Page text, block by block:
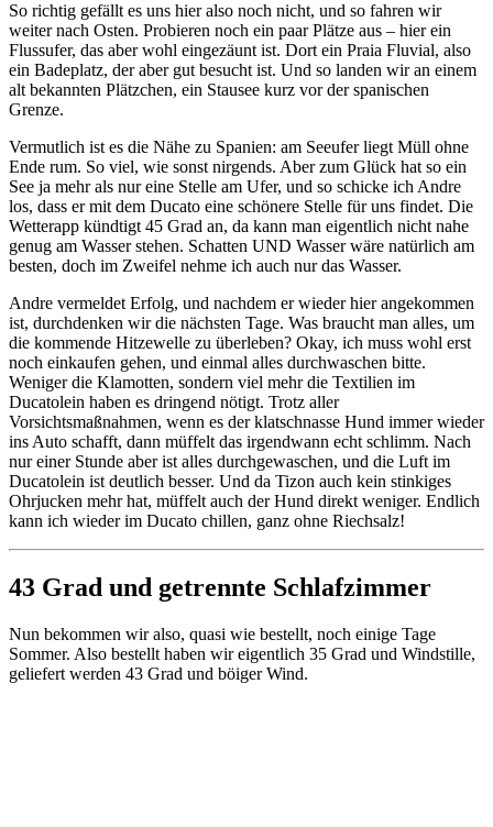
So richtig gefällt es uns hier also noch nicht, und so fahren wir
weiter nach Osten. Probieren noch ein paar Plätze aus – hier ein
Flussufer, das aber wohl eingezäunt ist. Dort ein Praia Fluvial, also
ein Badeplatz, der aber gut besucht ist. Und so landen wir an einem
alt bekannten Plätzchen, ein Stausee kurz vor der spanischen
Grenze.
Vermutlich ist es die Nähe zu Spanien: am Seeufer liegt Müll ohne
Ende rum. So viel, wie sonst nirgends. Aber zum Glück hat so ein
See ja mehr als nur eine Stelle am Ufer, und so schicke ich Andre
los, dass er mit dem Ducato eine schönere Stelle für uns findet. Die
Wetterapp kündtigt 45 Grad an, da kann man eigentlich nicht nahe
genug am Wasser stehen. Schatten UND Wasser wäre natürlich am
besten, doch im Zweifel nehme ich auch nur das Wasser.
Andre vermeldet Erfolg, und nachdem er wieder hier angekommen
ist, durchdenken wir die nächsten Tage. Was braucht man alles, um
die kommende Hitzewelle zu überleben? Okay, ich muss wohl erst
noch einkaufen gehen, und einmal alles durchwaschen bitte.
Weniger die Klamotten, sondern viel mehr die Textilien im
Ducatolein haben es dringend nötigt. Trotz aller
Vorsichtsmaßnahmen, wenn es der klatschnasse Hund immer wieder
ins Auto schafft, dann müffelt das irgendwann echt schlimm. Nach
nur einer Stunde aber ist alles durchgewaschen, und die Luft im
Ducatolein ist deutlich besser. Und da Tizon auch kein stinkiges
Ohrjucken mehr hat, müffelt auch der Hund direkt weniger. Endlich
kann ich wieder im Ducato chillen, ganz ohne Riechsalz!
43 Grad und getrennte Schlafzimmer
Nun bekommen wir also, quasi wie bestellt, noch einige Tage
Sommer. Also bestellt haben wir eigentlich 35 Grad und Windstille,
geliefert werden 43 Grad und böiger Wind.